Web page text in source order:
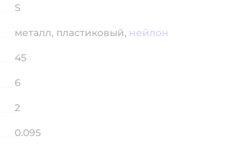
S
металл, пластиковый, нейлон
45
6
2
0.095